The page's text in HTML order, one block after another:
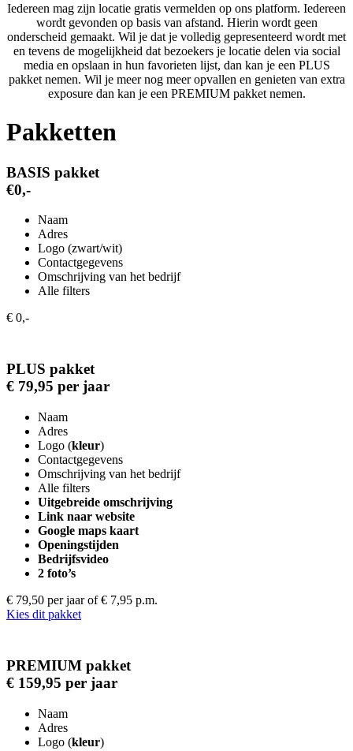
Iedereen mag zijn locatie gratis vermelden op ons platform. Iedereen
wordt gevonden op basis van afstand. Hierin wordt geen
onderscheid gemaakt. Wil je dat je volledig gepresenteerd wordt met
en tevens de mogelijkheid dat bezoekers je locatie delen via social
media en opslaan in hun favorieten lijst, dan kan je een PLUS
pakket nemen. Wil je meer nog meer opvallen en genieten van extra
exposure dan kan je een PREMIUM pakket nemen.
Pakketten
BASIS pakket
€0,-
Naam
Adres
Logo (zwart/wit)
Contactgegevens
Omschrijving van het bedrijf
Alle filters
€ 0,-
PLUS pakket
€ 79,95 per jaar
Naam
Adres
Logo (kleur)
Contactgegevens
Omschrijving van het bedrijf
Alle filters
Uitgebreide omschrijving
Link naar website
Google maps kaart
Openingstijden
Bedrijfsvideo
2 foto’s
€ 79,50 per jaar of € 7,95 p.m.
Kies dit pakket
PREMIUM pakket
€ 159,95 per jaar
Naam
Adres
Logo (kleur)